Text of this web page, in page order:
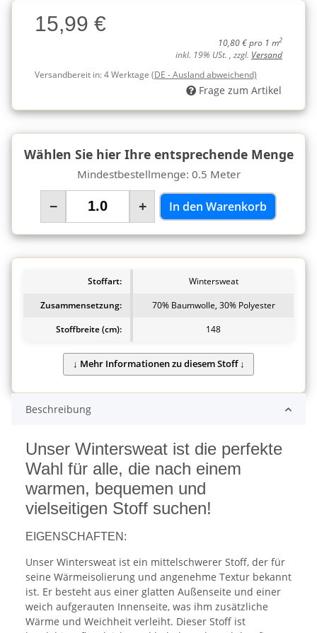
Charge
Charge15,99 €
10,80 € pro 1 m2
inkl. 19% USt. , zzgl. Versand
Versandbereit in:4 Werktage (DE - Ausland abweichend)
Frage zum Artikel
Wählen Sie hier Ihre entsprechende Menge
Mindestbestellmenge: 0.5 Meter
− + In den Warenkorb
Stoffart:
Wintersweat
Zusammensetzung:
70% Baumwolle, 30% Polyester
Stoffbreite (cm):
148
Beschreibung
Unser Wintersweat ist die perfekte
Wahl für alle, die nach einem
warmen, bequemen und
vielseitigen Stoff suchen!
EIGENSCHAFTEN:
Unser Wintersweat ist ein mittelschwerer Stoff, der für
seine Wärmeisolierung und angenehme Textur bekannt
ist. Er besteht aus einer glatten Außenseite und einer
weich aufgerauten Innenseite, was ihm zusätzliche
Wärme und Weichheit verleiht. Dieser Stoff ist